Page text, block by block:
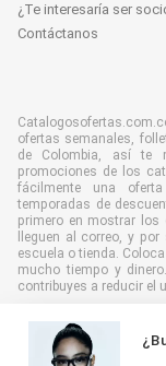
¿Te interesaría ser
Contáctanos
ofertas semanales,
de Colombia, así te
promociones de los
fácilmente una
temporadas de
primero en mostrar
lleguen al correo, y
escuela o tienda.
mucho tiempo y
contribuyes a reducir el